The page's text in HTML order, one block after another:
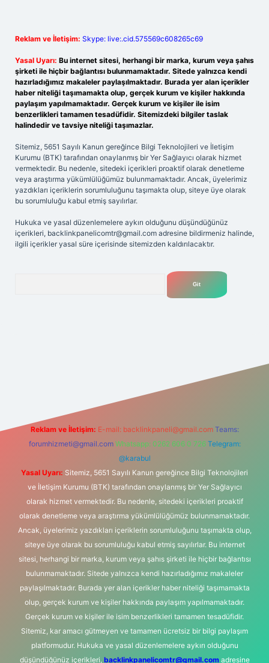
Reklam ve İletişim: Skype: live:.cid.575569c608265c69
Yasal Uyarı: Bu internet sitesi, herhangi bir marka, kurum veya şahıs
şirketi ile hiçbir bağlantısı bulunmamaktadır. Sitede yalnızca kendi
hazırladığımız makaleler paylaşılmaktadır. Burada yer alan içerikler
haber niteliği taşımamakta olup, gerçek kurum ve kişiler hakkında
paylaşım yapılmamaktadır. Gerçek kurum ve kişiler ile isim
benzerlikleri tamamen tesadüfidir. Sitemizdeki bilgiler taslak
halindedir ve tavsiye niteliği taşımazlar.
Sitemiz, 5651 Sayılı Kanun gereğince Bilgi Teknolojileri ve İletişim
Kurumu (BTK) tarafından onaylanmış bir Yer Sağlayıcı olarak hizmet
vermektedir. Bu nedenle, sitedeki içerikleri proaktif olarak denetleme
veya araştırma yükümlülüğümüz bulunmamaktadır. Ancak, üyelerimiz
yazdıkları içeriklerin sorumluluğunu taşımakta olup, siteye üye olarak
bu sorumluluğu kabul etmiş sayılırlar.
Hukuka ve yasal düzenlemelere aykırı olduğunu düşündüğünüz
içerikleri, backlinkpanelicomtr@gmail.com adresine bildirmeniz halinde,
ilgili içerikler yasal süre içerisinde sitemizden kaldırılacaktır.
Reklam ve İletişim: E-mail: backlinkpaneli@gmail.com Teams:
forumhizmeti@gmail.com Whatsapp: 0262 606 0 726 Telegram:
@karabul
Yasal Uyarı: Sitemiz, 5651 Sayılı Kanun gereğince Bilgi Teknolojileri
ve İletişim Kurumu (BTK) tarafından onaylanmış bir Yer Sağlayıcı
olarak hizmet vermektedir. Bu nedenle, sitedeki içerikleri proaktif
olarak denetleme veya araştırma yükümlülüğümüz bulunmamaktadır.
Ancak, üyelerimiz yazdıkları içeriklerin sorumluluğunu taşımakta olup,
siteye üye olarak bu sorumluluğu kabul etmiş sayılırlar. Bu internet
sitesi, herhangi bir marka, kurum veya şahıs şirketi ile hiçbir bağlantısı
bulunmamaktadır. Sitede yalnızca kendi hazırladığımız makaleler
paylaşılmaktadır. Burada yer alan içerikler haber niteliği taşımamakta
olup, gerçek kurum ve kişiler hakkında paylaşım yapılmamaktadır.
Gerçek kurum ve kişiler ile isim benzerlikleri tamamen tesadüfidir.
Sitemiz, kar amacı gütmeyen ve tamamen ücretsiz bir bilgi paylaşım
platformudur. Hukuka ve yasal düzenlemelere aykırı olduğunu
düşündüğünüz içerikleri, backlinkpanelicomtr@gmail.comadresine